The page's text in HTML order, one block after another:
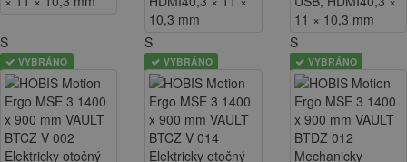
S
VYBRÁNO
S
VYBRÁNO
S
VYBRÁNO